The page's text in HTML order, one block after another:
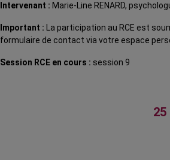
Intervenant : Marie-Line RENARD,
Important : La participation au RCE est
formulaire de contact via votre espace
Session RCE en cours : session 9
25